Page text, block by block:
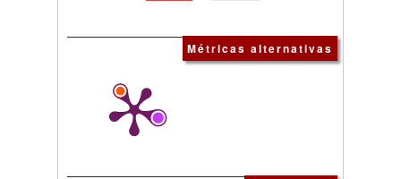
Métricas alternativas